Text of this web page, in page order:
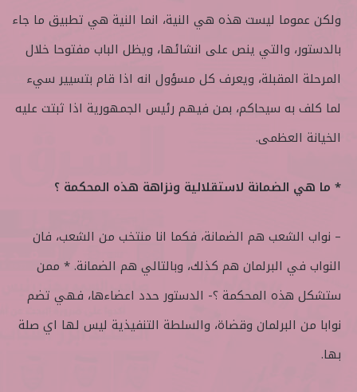
ولكن عموما ليست هذه هي النية، انما النية هي تطبيق ما جاء
بالدستور، والتي ينص على انشائها، ويظل الباب مفتوحا خلال
المرحلة المقبلة، ويعرف كل مسؤول انه اذا قام بتسيير سيء
لما كلف به سيحاكم، بمن فيهم رئيس الجمهورية اذا ثبتت عليه
الخيانة العظمى.
* ما هي الضمانة لاستقلالية ونزاهة هذه المحكمة ؟
– نواب الشعب هم الضمانة، فكما انا منتخب من الشعب، فان
النواب في البرلمان هم كذلك، وبالتالي هم الضمانة. * ممن
ستشكل هذه المحكمة ؟- الدستور حدد اعضاءها، فهي تضم
نوابا من البرلمان وقضاة، والسلطة التنفيذية ليس لها اي صلة
بها.